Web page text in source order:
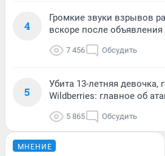
4
Громкие звуки взрывов
вскоре после
7 456 Обсудить
5
Убита 13-летняя девочка,
Wildberries: главное об
5 865 Обсудить
МНЕНИЕ